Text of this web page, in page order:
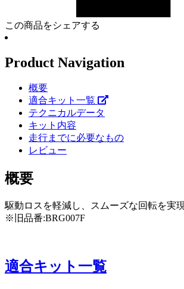
この商品をシェアする
Product Navigation
概要
適合キット一覧
テクニカルデータ
キット内容
走行までに必要なもの
レビュー
概要
駆動ロスを軽減し、スムーズな回転を実現
※旧品番:BRG007F
適合キット一覧